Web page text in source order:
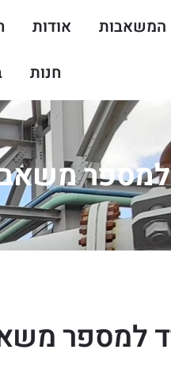
המשאבות אודות
חנות
למספר
למספר